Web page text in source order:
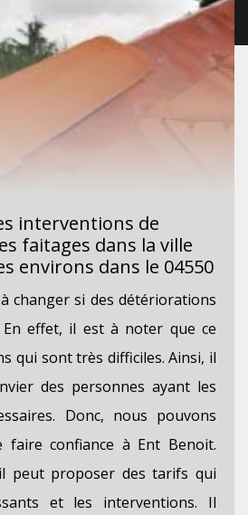
interventions de
faitages dans la ville
environs dans le 04550
changer si des détériorations
En effet, il est à noter que ce
qui sont très difficiles. Ainsi, il
des personnes ayant les
Donc, nous pouvons
faire confiance à Ent Benoit.
peut proposer des tarifs qui
et les interventions. Il